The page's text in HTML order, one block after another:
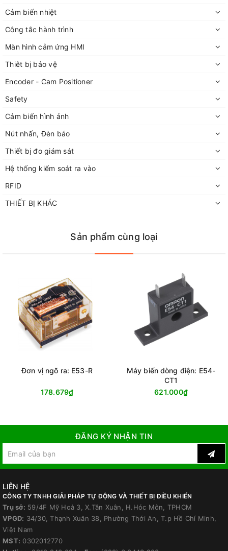
Cảm biến nhiệt
Công tắc hành trình
Màn hình cảm ứng HMI
Thiêt bị bảo vệ
Encoder - Cam Positioner
Safety
Cảm biến hình ảnh
Nút nhấn, Đèn báo
Thiết bị đo giám sát
Hệ thống kiểm soát ra vào
RFID
THIẾT BỊ KHÁC
Sản phẩm cùng loại
Đơn vị ngõ ra: E53-R
178.679₫
Máy biến dòng điện: E54-
CT1
621.000₫
ĐĂNG KÝ NHẬN TIN
LIÊN HỆ
CÔNG TY TNHH GIẢI PHÁP TỰ ĐỘNG VÀ THIẾT BỊ ĐIỀU KHIỂN
Trụ sở: 59/4F Mỹ Hoà 3, X.Tân Xuân, H.Hóc Môn, TPHCM
VPGD: 34/30, Thạnh Xuân 38, Phường Thới An, T.p Hồ Chí Minh,
Việt Nam
MST: 0302012770